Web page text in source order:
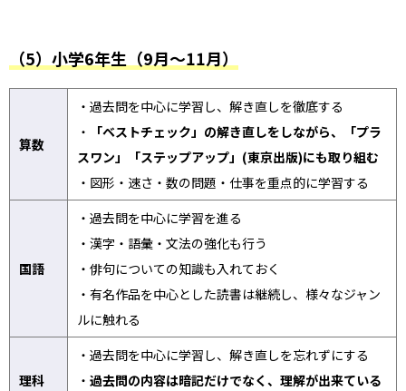
（5）小学6年生（9月～11月）
算数
・過去問を中心に学習し、解き直しを徹底する
・
「ベストチェック」の解き直しをしながら、「プラ
スワン」「ステップアップ」(東京出版)にも取り組む
・図形・速さ・数の問題・仕事を重点的に学習する
国語
・過去問を中心に学習を進る
・漢字・語彙・文法の強化も行う
・俳句についての知識も入れておく
・有名作品を中心とした読書は継続し、様々なジャン
ルに触れる
理科
・過去問を中心に学習し、解き直しを忘れずにする
・ 過去問の内容は暗記だけでなく、理解が出来ている